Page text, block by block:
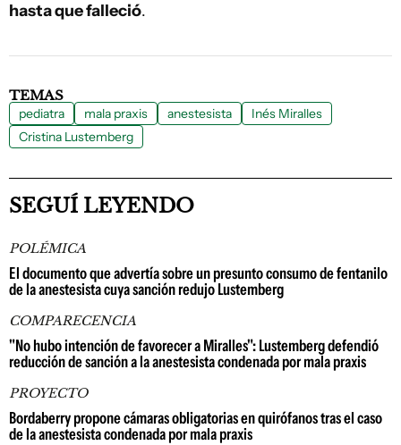
hasta que falleció.
TEMAS
pediatra mala praxis anestesista
Inés Miralles
Cristina Lustemberg
SEGUÍ LEYENDO
POLÉMICA
El documento que advertía sobre un presunto consumo de fentanilo
de la anestesista cuya sanción redujo Lustemberg
COMPARECENCIA
"No hubo intención de favorecer a Miralles": Lustemberg defendió
reducción de sanción a la anestesista condenada por mala praxis
PROYECTO
Bordaberry propone cámaras obligatorias en quirófanos tras el caso
de la anestesista condenada por mala praxis